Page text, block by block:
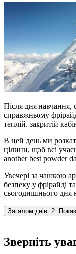
Після дня навчання,
справжньому
теплій, закритій
В цей день ми
цілини, щоб всі
another best powder
Увечері за чашкою
безпеку у фрірайді
сьогоднішнього дня
Загалом днів: 2.
Зверніть